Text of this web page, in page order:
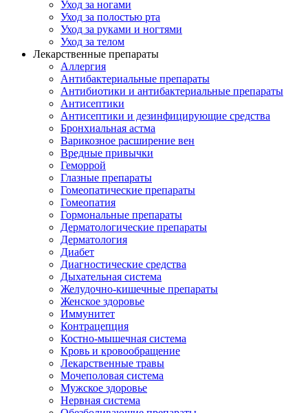
Уход за ногами
Уход за полостью рта
Уход за руками и ногтями
Уход за телом
Лекарственные препараты
Аллергия
Антибактериальные препараты
Антибиотики и антибактериальные препараты
Антисептики
Антисептики и дезинфицирующие средства
Бронхиальная астма
Варикозное расширение вен
Вредные привычки
Геморрой
Глазные препараты
Гомеопатические препараты
Гомеопатия
Гормональные препараты
Дерматологические препараты
Дерматология
Диабет
Диагностические средства
Дыхательная система
Желудочно-кишечные препараты
Женское здоровье
Иммунитет
Контрацепция
Костно-мышечная система
Кровь и кровообращение
Лекарственные травы
Мочеполовая система
Мужское здоровье
Нервная система